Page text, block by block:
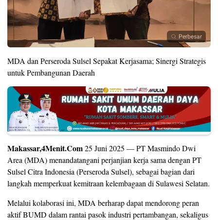
Perbesar
MDA dan Perseroda Sulsel Sepakat Kerjasama; Sinergi Strategis
untuk Pembangunan Daerah
Makassar,4Menit.Com25 Juni 2025 — PT Masmindo Dwi
Area (MDA) menandatangani perjanjian kerja sama dengan PT
Sulsel Citra Indonesia (Perseroda Sulsel), sebagai bagian dari
langkah memperkuat kemitraan kelembagaan di Sulawesi Selatan.
Melalui kolaborasi ini, MDA berharap dapat mendorong peran
aktif BUMD dalam rantai pasok industri pertambangan, sekaligus